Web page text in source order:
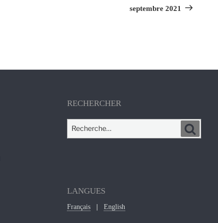
septembre 2021
RECHERCHER
Recherche
LANGUES
Français English